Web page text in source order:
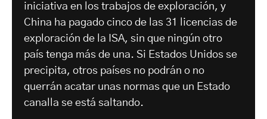
iniciativa en los trabajos de exploración, y
China ha pagado cinco de las 31 licencias de
exploración de la ISA, sin que ningún otro
país tenga más de una. Si Estados Unidos se
precipita, otros países no podrán o no
querrán acatar unas normas que un Estado
canalla se está saltando.